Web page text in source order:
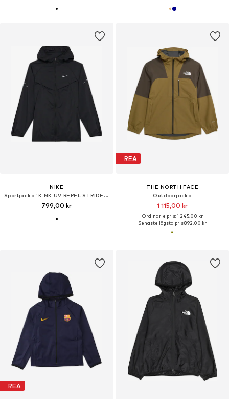
NIKE
Sportjacka 'K NK UV REPEL STRIDE JACKET'
799,00 kr
REA
THE NORTH FACE
Outdoorjacka
1 115,00 kr
Ordinarie pris: 1 245,00 kr
Senaste lägsta pris:892,00 kr
REA